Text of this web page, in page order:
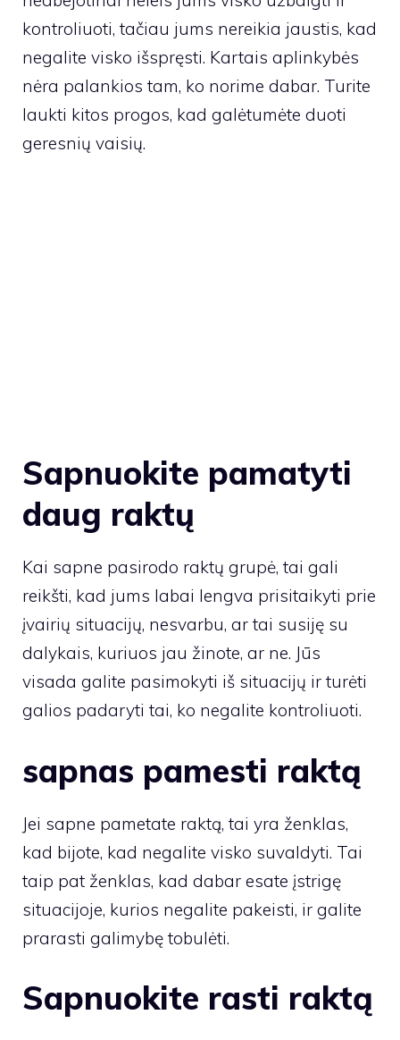
kontroliuoti, tačiau jums nereikia jaustis, kad
negalite visko išspręsti. Kartais aplinkybės
nėra palankios tam, ko norime dabar. Turite
laukti kitos progos, kad galėtumėte duoti
geresnių vaisių.
Sapnuokite pamatyti
daug raktų
Kai sapne pasirodo raktų grupė, tai gali
reikšti, kad jums labai lengva prisitaikyti prie
įvairių situacijų, nesvarbu, ar tai susiję su
dalykais, kuriuos jau žinote, ar ne. Jūs
visada galite pasimokyti iš situacijų ir turėti
galios padaryti tai, ko negalite kontroliuoti.
sapnas pamesti raktą
Jei sapne pametate raktą, tai yra ženklas,
kad bijote, kad negalite visko suvaldyti. Tai
taip pat ženklas, kad dabar esate įstrigę
situacijoje, kurios negalite pakeisti, ir galite
prarasti galimybę tobulėti.
Sapnuokite rasti raktą